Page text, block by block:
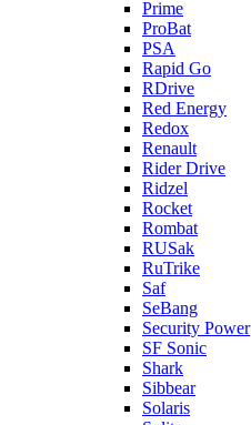
Prime
ProBat
PSA
Rapid Go
RDrive
Red Energy
Redox
Renault
Rider Drive
Ridzel
Rocket
Rombat
RUSak
RuTrike
Saf
SeBang
Security Power
SF Sonic
Shark
Sibbear
Solaris